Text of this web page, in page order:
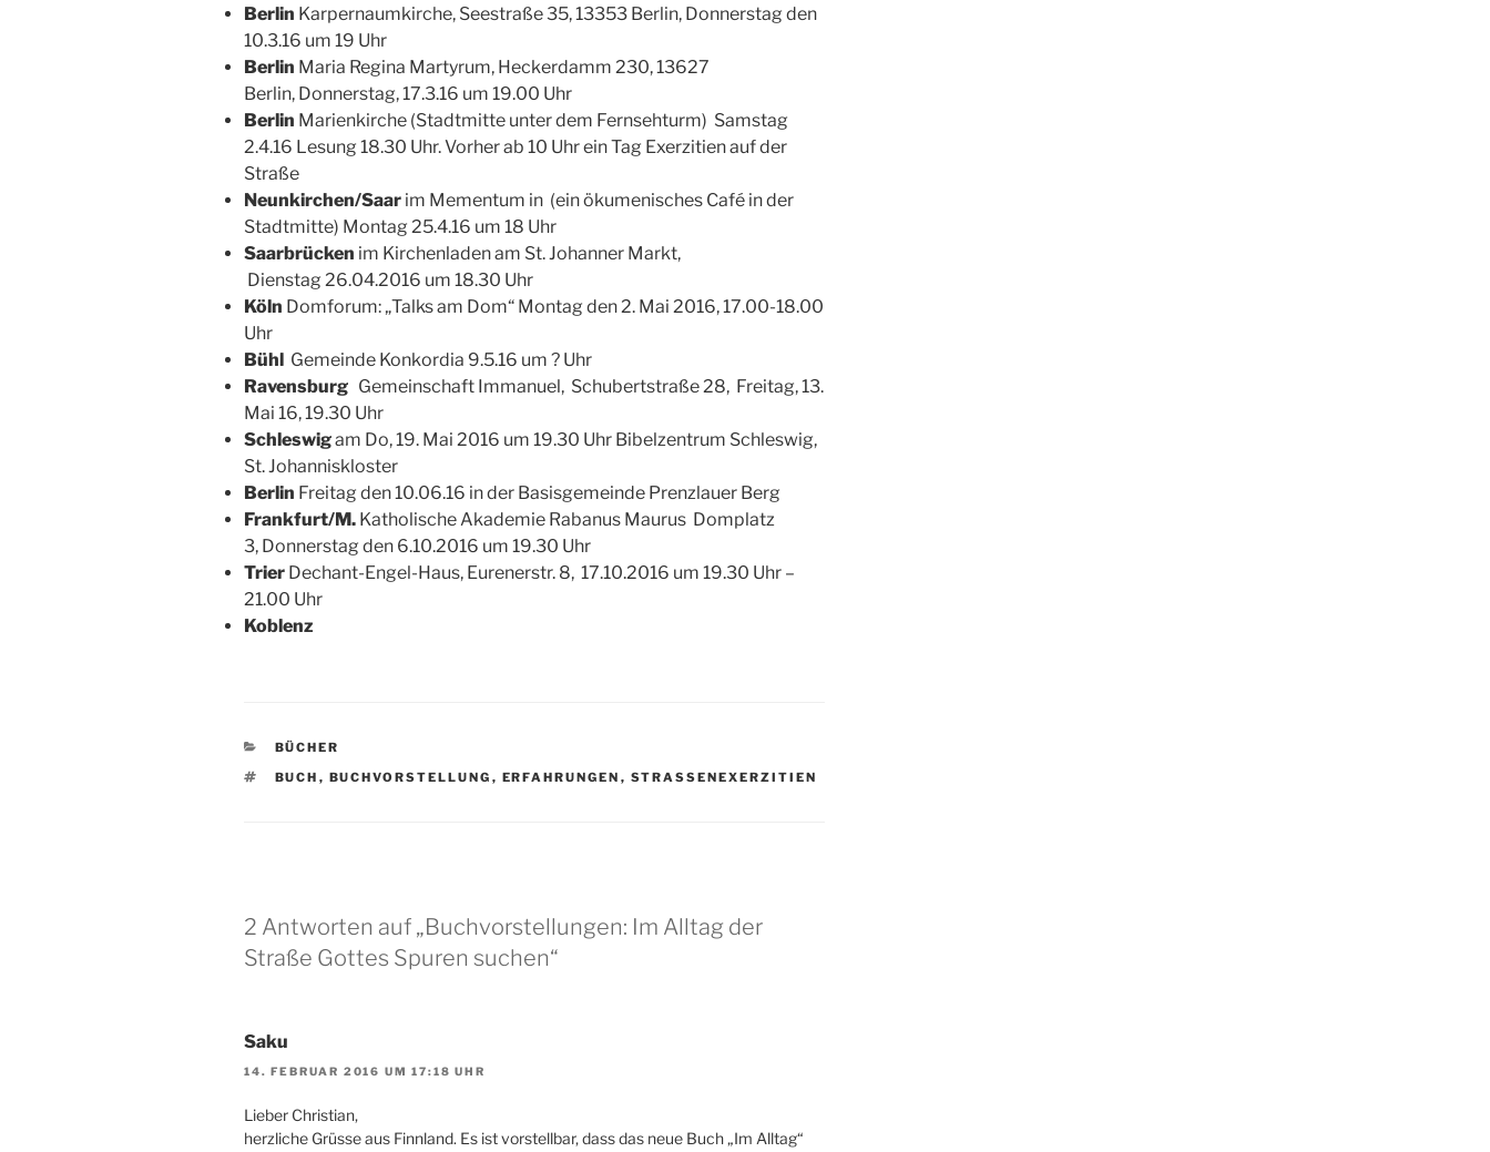
Berlin Karpernaumkirche, Seestraße 35, 13353 Berlin, Donnerstag den
10.3.16 um 19 Uhr
Berlin Maria Regina Martyrum, Heckerdamm 230, 13627
Berlin, Donnerstag, 17.3.16 um 19.00 Uhr
Berlin Marienkirche (Stadtmitte unter dem Fernsehturm) Samstag
2.4.16 Lesung 18.30 Uhr. Vorher ab 10 Uhr ein Tag Exerzitien auf der
Straße
Neunkirchen/Saar im Mementum in (ein ökumenisches Café in der
Stadtmitte) Montag 25.4.16 um 18 Uhr
Saarbrücken im Kirchenladen am St. Johanner Markt,
Dienstag 26.04.2016 um 18.30 Uhr
Köln Domforum: „Talks am Dom“ Montag den 2. Mai 2016, 17.00-18.00
Uhr
Bühl Gemeinde Konkordia 9.5.16 um ? Uhr
Ravensburg Gemeinschaft Immanuel, Schubertstraße 28, Freitag, 13.
Mai 16, 19.30 Uhr
Schleswigam Do, 19. Mai 2016 um 19.30 Uhr Bibelzentrum Schleswig,
St. Johanniskloster
Berlin Freitag den 10.06.16 in der Basisgemeinde Prenzlauer Berg
Frankfurt/M. Katholische Akademie Rabanus Maurus Domplatz
3, Donnerstag den 6.10.2016 um 19.30 Uhr
Trier Dechant-Engel-Haus, Eurenerstr. 8, 17.10.2016 um 19.30 Uhr –
21.00 Uhr
Koblenz
KATEGORIEN
BÜCHER
SCHLAGWÖRTER
BUCH , BUCHVORSTELLUNG , ERFAHRUNGEN , STRASSENEXERZITIEN
2 Antworten auf „Buchvorstellungen: Im Alltag der
Straße Gottes Spuren suchen“
Saku
14. FEBRUAR 2016 UM 17:18 UHR
Lieber Christian,
herzliche Grüsse aus Finnland. Es ist vorstellbar, dass das neue Buch „Im Alltag“